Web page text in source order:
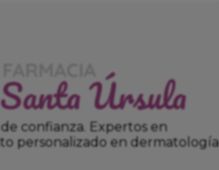
confianza. Expertos en
personalizado en dermatología